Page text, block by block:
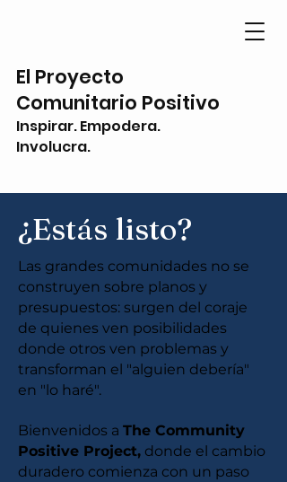
El Proyecto
Comunitario Positivo
Inspirar. Empodera.
Involucra.
¿Estás listo?
Las grandes comunidades no se
construyen sobre planos y
presupuestos: surgen del coraje
de quienes ven posibilidades
donde otros ven problemas y
transforman el "alguien debería"
en "lo haré".
Bienvenidos a The Community
Positive Project, donde el cambio
duradero comienza con un paso